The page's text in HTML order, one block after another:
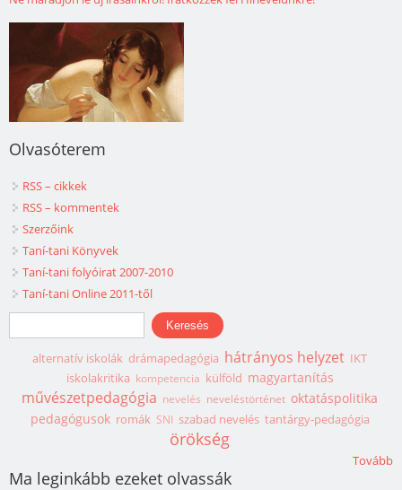
Olvasóterem
RSS – cikkek
RSS – kommentek
Szerzőink
Taní-tani Könyvek
Taní-tani folyóirat 2007-2010
Taní-tani Online 2011-től
Keresés űrlap
Keresés
alternatív iskolák drámapedagógia hátrányos helyzet IKT
iskolakritika kompetencia külföld magyartanítás
művészetpedagógia nevelés neveléstörténet oktatáspolitika
pedagógusok romák SNI szabad nevelés tantárgy-pedagógia
örökség
Tovább
Ma leginkább ezeket olvassák